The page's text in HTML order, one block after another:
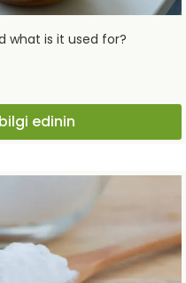
what is it used for?
edinin